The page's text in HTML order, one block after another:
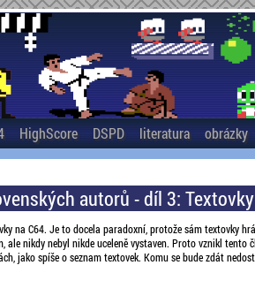
HighScore DSPD literatura obrázky
autorů - díl 3: Textovky
na C64. Je to docela paradoxní, protože sám textovky
nikdy nebyl nikde uceleně vystaven. Proto vznikl tento
jako spíše o seznam textovek. Komu se bude zdát